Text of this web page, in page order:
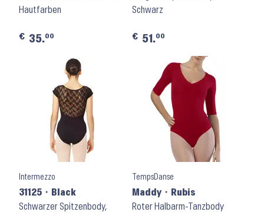
Hautfarben
€ 35.00
Schwarz
€ 51.00
Intermezzo
31125 ⬝ Black
Schwarzer Spitzenbody,
TempsDanse
Maddy ⬝ Rubis
Roter Halbarm-Tanzbody